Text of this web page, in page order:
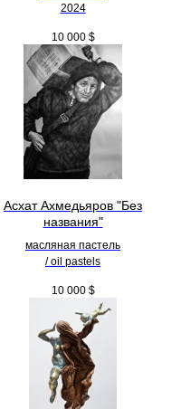
2024
10 000 $
Асхат Ахмедьяров "Без
названия"
масляная пастель
/ oil pastels
10 000 $